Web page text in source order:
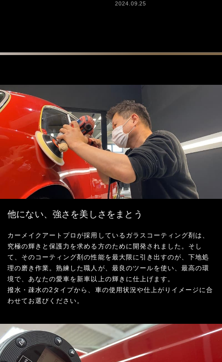
2024.09.25
他にない、強さを美しさをまとう
カーメイクアートプロが採用しているガラスコーティング剤は、
究極の輝きと保護力を求める方のために開発されました。そし
て、そのコーティング剤の性能を最大限に引き出すのが、下地処
理の磨き作業。熟練した職人が、最良のツールを使い、最高の環
境で、あなたの愛車を新車以上の輝きに仕上げます。
撥水・疎水の2タイプから、車の使用状況や仕上がりイメージに合
わせてお選びください。